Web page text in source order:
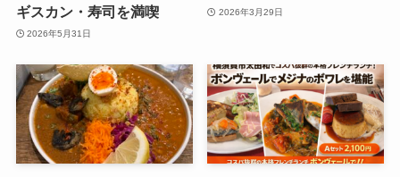
ギスカン・寿司を満喫
2026年5月31日
2026年3月29日